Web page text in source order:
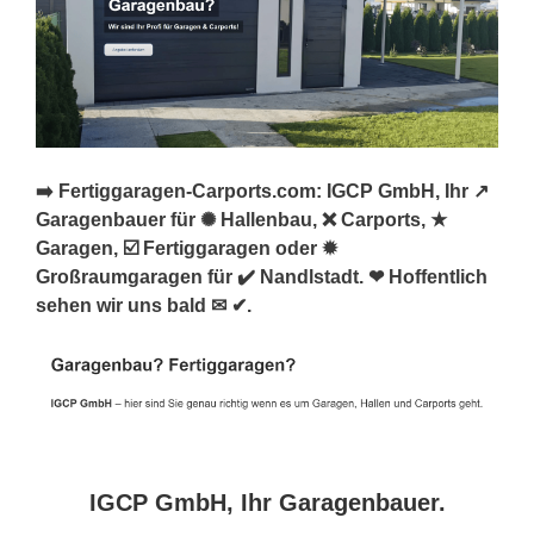
➡️ Fertiggaragen-Carports.com: IGCP GmbH, Ihr ↗️
Garagenbauer für ✺ Hallenbau, ❌ Carports, ★
Garagen, ☑️ Fertiggaragen oder ✹
Großraumgaragen für ✔️ Nandlstadt. ❤ Hoffentlich
sehen wir uns bald ✉ ✔.
IGCP GmbH, Ihr Garagenbauer.